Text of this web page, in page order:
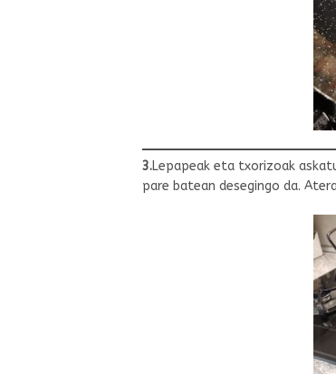
3.Lepapeak eta txorizoak
pare batean desegingo da.